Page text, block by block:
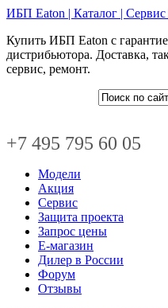
ИБП Eaton | Каталог | Сервис
Купить ИБП Eaton с
дистрибьютора. Доставка,
сервис, ремонт.
+7 495 795 60 05
Модели
Акция
Сервис
Защита проекта
Запрос цены
Е-магазин
Дилер в России
Форум
Отзывы